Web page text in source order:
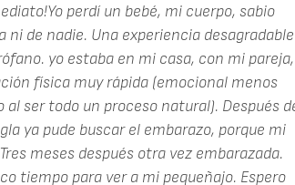
perdí un bebé, mi cuerpo, sabio
ni de nadie. Una experiencia desagradable
yo estaba en mi casa, con mi pareja,
física muy rápida (emocional menos
ser todo un proceso natural). Después
ya pude buscar el embarazo, porque mi
meses después otra vez embarazada.
tiempo para ver a mi pequeñajo. Espero